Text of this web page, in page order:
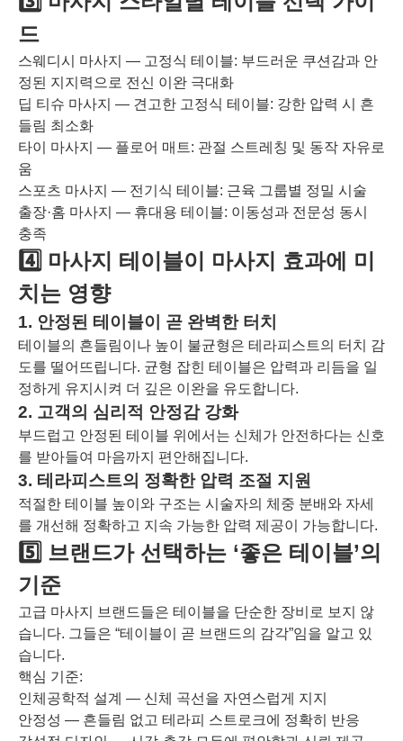
드
스웨디시 마사지 — 고정식 테이블: 부드러운 쿠션감과 안
정된 지지력으로 전신 이완 극대화
딥 티슈 마사지 — 견고한 고정식 테이블: 강한 압력 시 흔
들림 최소화
타이 마사지 — 플로어 매트: 관절 스트레칭 및 동작 자유로
움
스포츠 마사지 — 전기식 테이블: 근육 그룹별 정밀 시술
출장·홈 마사지 — 휴대용 테이블: 이동성과 전문성 동시
충족
4️⃣ 마사지 테이블이 마사지 효과에 미
치는 영향
1. 안정된 테이블이 곧 완벽한 터치
테이블의 흔들림이나 높이 불균형은 테라피스트의 터치 감
도를 떨어뜨립니다. 균형 잡힌 테이블은 압력과 리듬을 일
정하게 유지시켜 더 깊은 이완을 유도합니다.
2. 고객의 심리적 안정감 강화
부드럽고 안정된 테이블 위에서는 신체가 안전하다는 신호
를 받아들여 마음까지 편안해집니다.
3. 테라피스트의 정확한 압력 조절 지원
적절한 테이블 높이와 구조는 시술자의 체중 분배와 자세
를 개선해 정확하고 지속 가능한 압력 제공이 가능합니다.
5️⃣ 브랜드가 선택하는 ‘좋은 테이블’의
기준
고급 마사지 브랜드들은 테이블을 단순한 장비로 보지 않
습니다. 그들은 “테이블이 곧 브랜드의 감각”임을 알고 있
습니다.
핵심 기준:
인체공학적 설계 — 신체 곡선을 자연스럽게 지지
안정성 — 흔들림 없고 테라피 스트로크에 정확히 반응